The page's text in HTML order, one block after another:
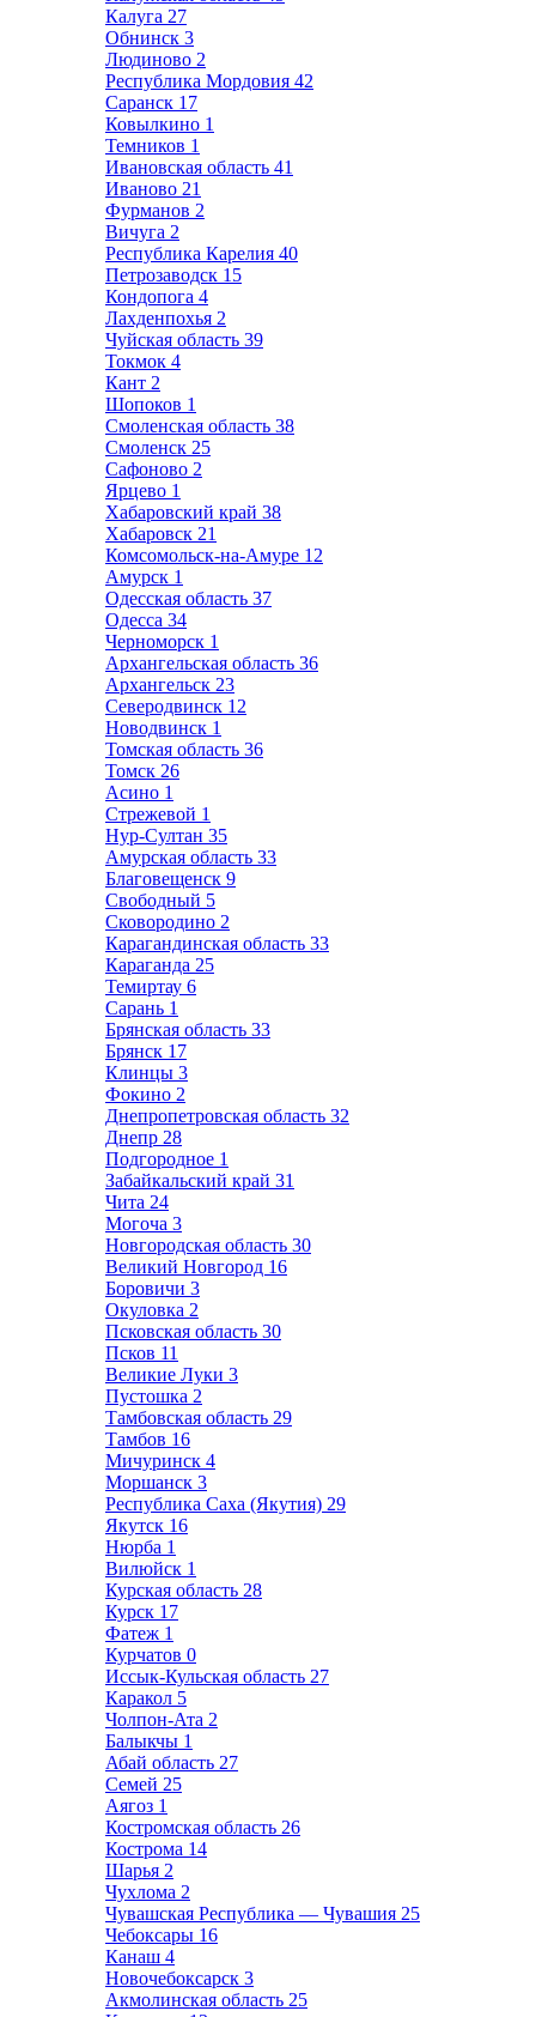
Калуга 27
Обнинск 3
Людиново 2
Республика Мордовия 42
Саранск 17
Ковылкино 1
Темников 1
Ивановская область 41
Иваново 21
Фурманов 2
Вичуга 2
Республика Карелия 40
Петрозаводск 15
Кондопога 4
Лахденпохья 2
Чуйская область 39
Токмок 4
Кант 2
Шопоков 1
Смоленская область 38
Смоленск 25
Сафоново 2
Ярцево 1
Хабаровский край 38
Хабаровск 21
Комсомольск-на-Амуре 12
Амурск 1
Одесская область 37
Одесса 34
Черноморск 1
Архангельская область 36
Архангельск 23
Северодвинск 12
Новодвинск 1
Томская область 36
Томск 26
Асино 1
Стрежевой 1
Нур-Султан 35
Амурская область 33
Благовещенск 9
Свободный 5
Сковородино 2
Карагандинская область 33
Караганда 25
Темиртау 6
Сарань 1
Брянская область 33
Брянск 17
Клинцы 3
Фокино 2
Днепропетровская область 32
Днепр 28
Подгородное 1
Забайкальский край 31
Чита 24
Могоча 3
Новгородская область 30
Великий Новгород 16
Боровичи 3
Окуловка 2
Псковская область 30
Псков 11
Великие Луки 3
Пустошка 2
Тамбовская область 29
Тамбов 16
Мичуринск 4
Моршанск 3
Республика Саха (Якутия) 29
Якутск 16
Нюрба 1
Вилюйск 1
Курская область 28
Курск 17
Фатеж 1
Курчатов 0
Иссык-Кульская область 27
Каракол 5
Чолпон-Ата 2
Балыкчы 1
Абай область 27
Семей 25
Аягоз 1
Костромская область 26
Кострома 14
Шарья 2
Чухлома 2
Чувашская Республика — Чувашия 25
Чебоксары 16
Канаш 4
Новочебоксарск 3
Акмолинская область 25